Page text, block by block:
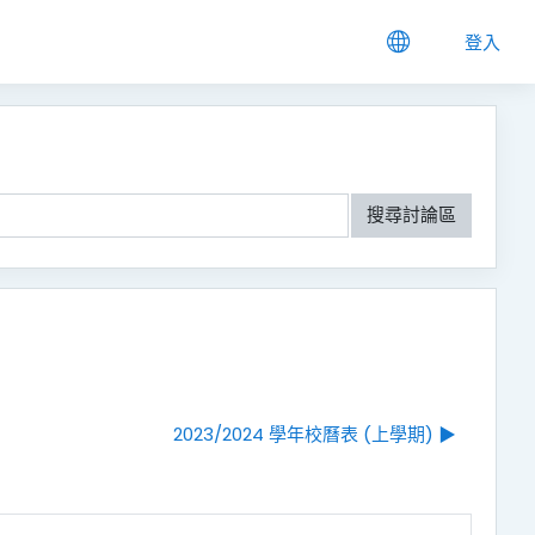
登入
搜尋討論區
2023/2024 學年校曆表 (上學期) ▶︎